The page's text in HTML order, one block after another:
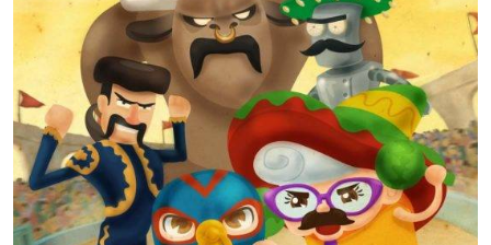
O
CONSOLE
BRASILEIRO
DE
VIDEOGAMES